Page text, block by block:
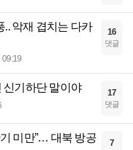
.. 악재 겹치는 다카
09:19
16
댓글
신기하단 말이야 17
댓글
미만”… 대북 방공
7